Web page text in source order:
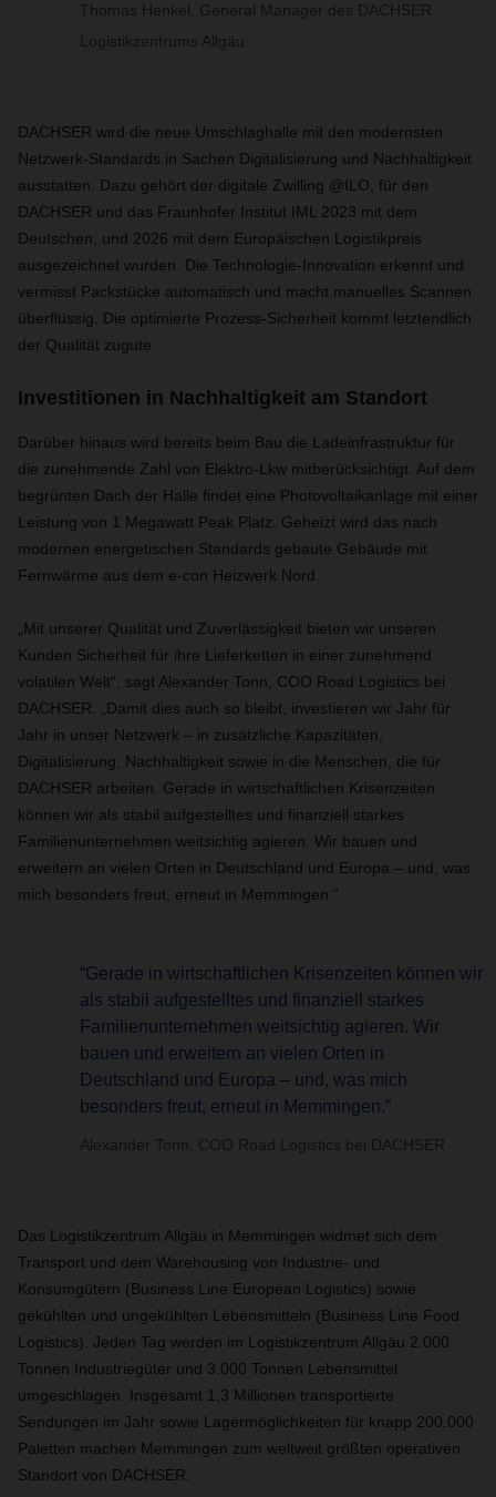
Thomas Henkel, General Manager des DACHSER
Logistikzentrums Allgäu
DACHSER wird die neue Umschlaghalle mit den modernsten
Netzwerk-Standards in Sachen Digitalisierung und Nachhaltigkeit
ausstatten. Dazu gehört der digitale Zwilling @ILO, für den
DACHSER und das Fraunhofer Institut IML 2023 mit dem
Deutschen, und 2026 mit dem Europäischen Logistikpreis
ausgezeichnet wurden. Die Technologie-Innovation erkennt und
vermisst Packstücke automatisch und macht manuelles Scannen
überflüssig. Die optimierte Prozess-Sicherheit kommt letztendlich
der Qualität zugute.
Investitionen in Nachhaltigkeit am Standort
Darüber hinaus wird bereits beim Bau die Ladeinfrastruktur für
die zunehmende Zahl von Elektro-Lkw mitberücksichtigt. Auf dem
begrünten Dach der Halle findet eine Photovoltaikanlage mit einer
Leistung von 1 Megawatt Peak Platz. Geheizt wird das nach
modernen energetischen Standards gebaute Gebäude mit
Fernwärme aus dem e-con Heizwerk Nord.
„Mit unserer Qualität und Zuverlässigkeit bieten wir unseren
Kunden Sicherheit für ihre Lieferketten in einer zunehmend
volatilen Welt“, sagt Alexander Tonn, COO Road Logistics bei
DACHSER. „Damit dies auch so bleibt, investieren wir Jahr für
Jahr in unser Netzwerk – in zusätzliche Kapazitäten,
Digitalisierung, Nachhaltigkeit sowie in die Menschen, die für
DACHSER arbeiten. Gerade in wirtschaftlichen Krisenzeiten
können wir als stabil aufgestelltes und finanziell starkes
Familienunternehmen weitsichtig agieren. Wir bauen und
erweitern an vielen Orten in Deutschland und Europa – und, was
mich besonders freut, erneut in Memmingen.“
“Gerade in wirtschaftlichen Krisenzeiten können wir
als stabil aufgestelltes und finanziell starkes
Familienunternehmen weitsichtig agieren. Wir
bauen und erweitern an vielen Orten in
Deutschland und Europa – und, was mich
besonders freut, erneut in Memmingen.”
Alexander Tonn, COO Road Logistics bei DACHSER
Das Logistikzentrum Allgäu in Memmingen widmet sich dem
Transport und dem Warehousing von Industrie- und
Konsumgütern (Business Line European Logistics) sowie
gekühlten und ungekühlten Lebensmitteln (Business Line Food
Logistics). Jeden Tag werden im Logistikzentrum Allgäu 2.000
Tonnen Industriegüter und 3.000 Tonnen Lebensmittel
umgeschlagen. Insgesamt 1,3 Millionen transportierte
Sendungen im Jahr sowie Lagermöglichkeiten für knapp 200.000
Paletten machen Memmingen zum weltweit größten operativen
Standort von DACHSER.